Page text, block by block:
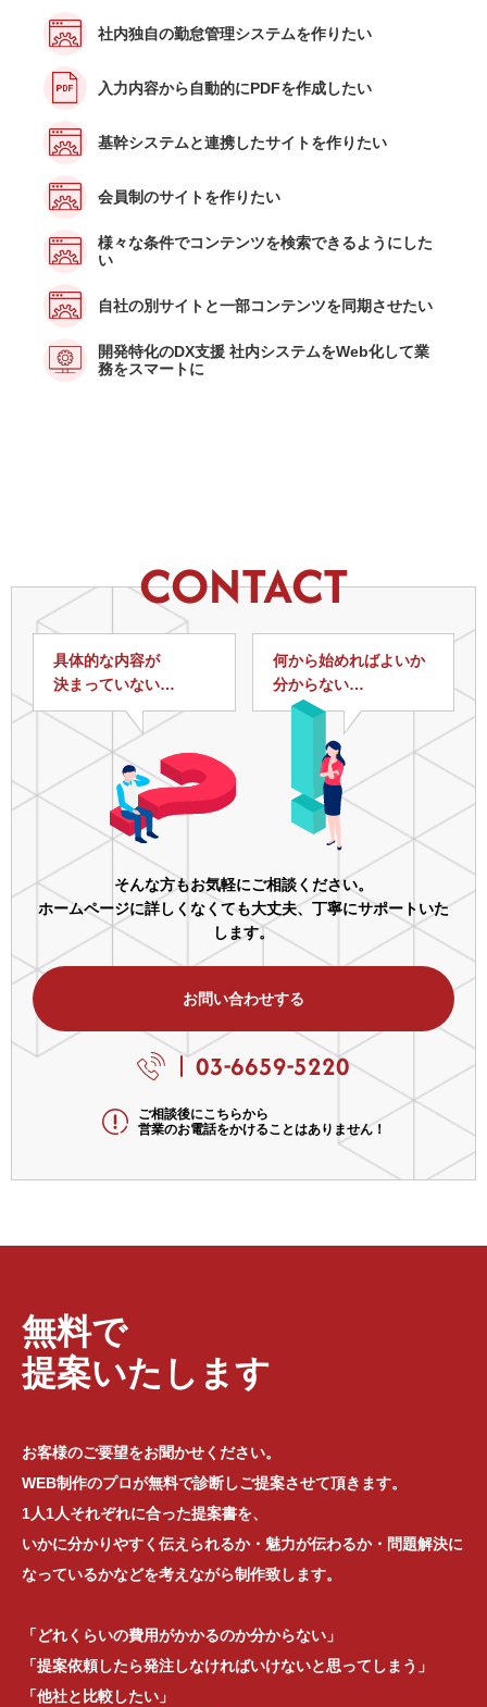
社内独自の勤怠管理システムを作りたい
入力内容から自動的にPDFを作成したい
基幹システムと連携したサイトを作りたい
会員制のサイトを作りたい
様々な条件でコンテンツを検索できるようにした
い
自社の別サイトと一部コンテンツを同期させたい
開発特化のDX支援 社内システムをWeb化して業
務をスマートに
CONTACT
そんな方もお気軽にご相談ください。
ホームページに詳しくなくても大丈夫、丁寧にサポートいた
します。
お問い合わせする
03-6659-5220
ご相談後にこちらから
営業のお電話をかけることはありません！
具体的な内容が
決まっていない…
何から始めればよいか
分からない…
無料で
提案いたします
お客様のご要望をお聞かせください。
WEB制作のプロが無料で診断しご提案させて頂きます。
1人1人それぞれに合った提案書を、
いかに分かりやすく伝えられるか・魅力が伝わるか・ 問題解決に
なっているかなどを考えながら制作致します。
「どれくらいの費用がかかるのか分からない」
「提案依頼したら発注しなければいけないと思ってしまう」
「他社と比較したい」